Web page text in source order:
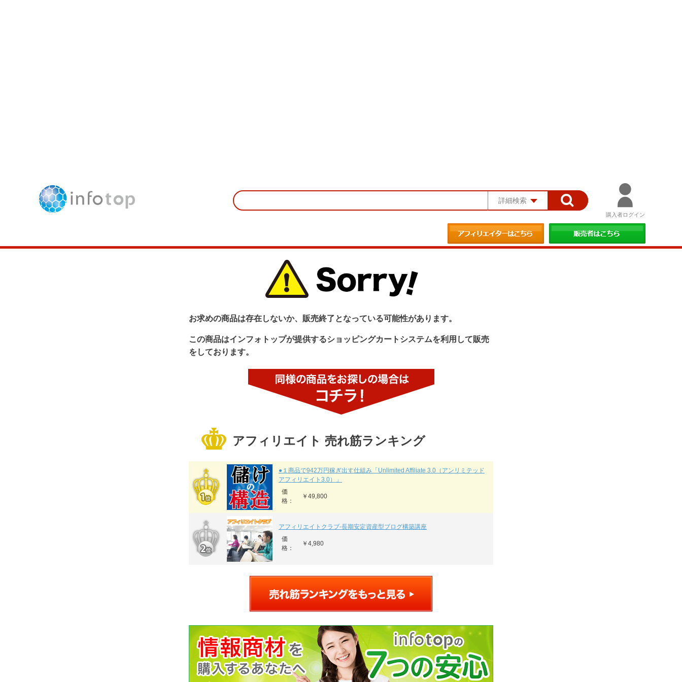
詳細検索
購入者ログイン
お求めの商品は存在しないか、販売終了となっている可能性があります。
この商品はインフォトップが提供するショッピングカートシステムを利用して販売
をしております。
アフィリエイト 売れ筋ランキング
●１商品で942万円稼ぎ出す仕組み「Unlimited Affiliate 3.0（アンリミテッド
アフィリエイト3.0）」
価
格：
￥49,800
アフィリエイトクラブ‐長期安定資産型ブログ構築講座
価
格：
￥4,980